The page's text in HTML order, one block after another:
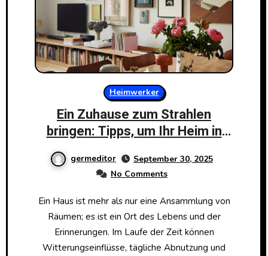
Heimwerker
Ein Zuhause zum Strahlen
bringen: Tipps, um Ihr Heim in
Top-Zustand zu versetzen
germeditor
September 30, 2025
No Comments
Ein Haus ist mehr als nur eine Ansammlung von
Räumen; es ist ein Ort des Lebens und der
Erinnerungen. Im Laufe der Zeit können
Witterungseinflüsse, tägliche Abnutzung und